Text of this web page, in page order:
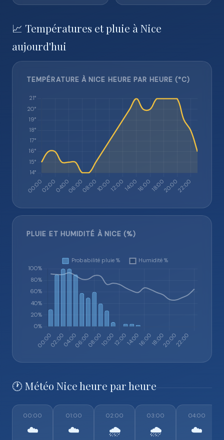
📈 Températures et pluie à Nice
aujourd'hui
TEMPÉRATURE À NICE HEURE PAR HEURE (°C)
PLUIE ET HUMIDITÉ À NICE (%)
🕐 Météo Nice heure par heure
00:00
☁️
01:00
☁️
02:00
🌧️
03:00
🌧️
04:00
☁️